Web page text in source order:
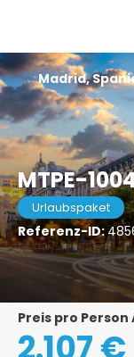
MTPE-
Urlaubspaket
Referenz-ID:
Madrid,
Preis pro Person